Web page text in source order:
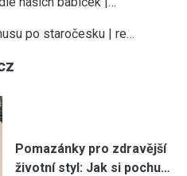
po staročesku | re…
Pomazánky pro zdravější
životní styl: Jak si pochu…